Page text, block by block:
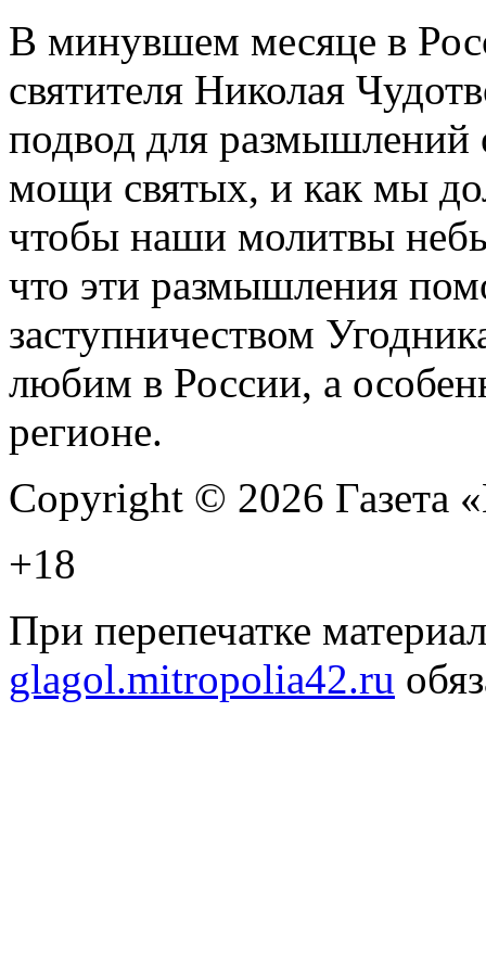
В минувшем месяце в
святителя Николая
подвод для размышлений
мощи святых, и как мы
чтобы наши молитвы
что эти размышления
заступничеством
любим в России, а
регионе.
Copyright © 2026 Газета
+18
При перепечатке
glagol.mitropolia42.ru